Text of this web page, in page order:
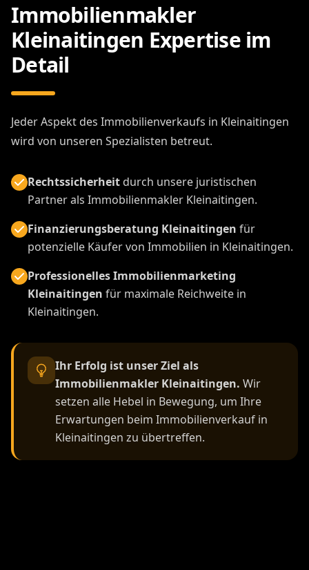
Immobilienmakler
Kleinaitingen Expertise im
Detail
Jeder Aspekt des Immobilienverkaufs in Kleinaitingen
wird von unseren Spezialisten betreut.
Rechtssicherheitdurch unsere juristischen
Partner als Immobilienmakler Kleinaitingen.
Finanzierungsberatung Kleinaitingen für
potenzielle Käufer von Immobilien in Kleinaitingen.
Professionelles Immobilienmarketing
Kleinaitingen für maximale Reichweite in
Kleinaitingen.
Ihr Erfolg ist unser Ziel als
Immobilienmakler Kleinaitingen. Wir
setzen alle Hebel in Bewegung, um Ihre
Erwartungen beim Immobilienverkauf in
Kleinaitingen zu übertreffen.